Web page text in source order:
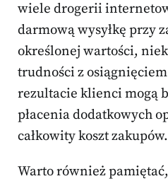
wiele drogerii
darmową wysyłkę przy
określonej wartości,
trudności z
rezultacie klienci mogą
płacenia dodatkowych
całkowity koszt zakupów.
Warto również